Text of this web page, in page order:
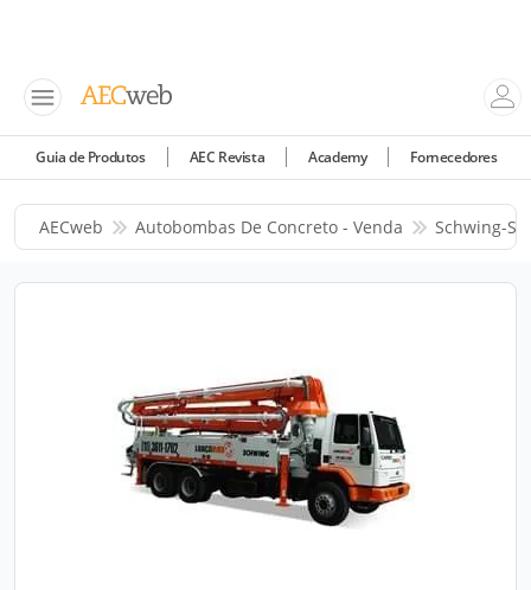
Guia de Produtos AEC Revista Academy Fornecedores
AECweb Autobombas De Concreto - Venda Schwing-